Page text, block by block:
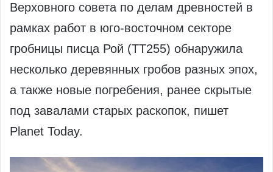
Верховного совета по делам древностей в
рамках работ в юго-восточном секторе
гробницы писца Рой (TT255) обнаружила
несколько деревянных гробов разных эпох,
а также новые погребения, ранее скрытые
под завалами старых раскопок, пишет
Planet Today.